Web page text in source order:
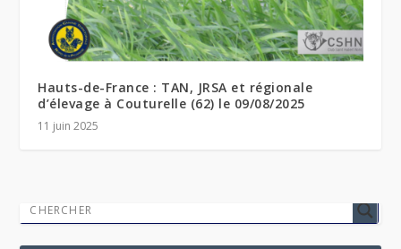
Hauts-de-France : TAN, JRSA et régionale
d’élevage à Couturelle (62) le 09/08/2025
11 juin 2025